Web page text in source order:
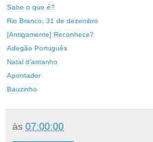
Sabe o que é?
Rio Branco, 31 de dezembro
[Antigamente] Reconhece?
Adegão Português
Natal d’antanho
Apontador
Bauzinho
às 07:00:00